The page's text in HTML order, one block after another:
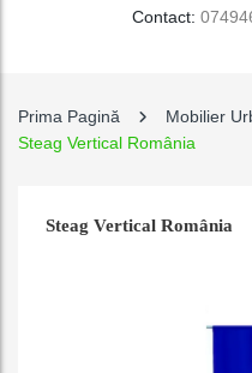
Contact:
Prima Pagină
Mobilier
Steag Vertical România
Steag Vertical România